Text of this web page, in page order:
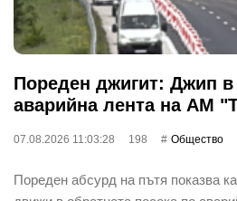
Пореден джигит: Джип
аварийна лента на АМ
07.08.2026 11:03:28 198 Общество
Пореден абсурд на пътя показва